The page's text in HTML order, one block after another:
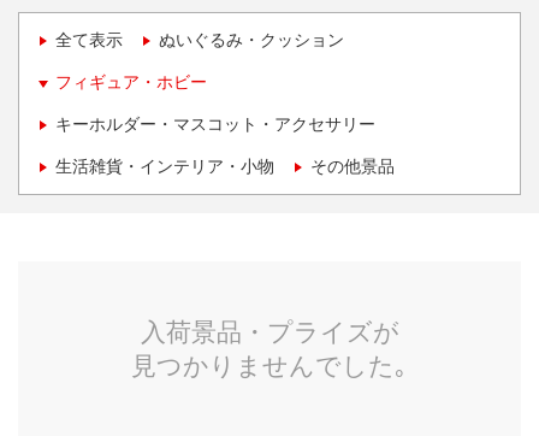
全て表示 ぬいぐるみ・クッション
フィギュア・ホビー
キーホルダー・マスコット・アクセサリー
生活雑貨・インテリア・小物 その他景品